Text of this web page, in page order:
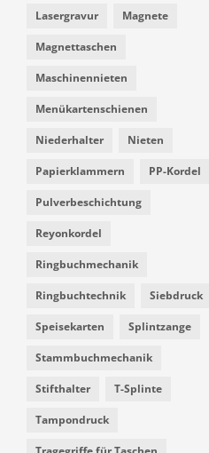
Lasergravur Magnete
Magnettaschen
Maschinennieten
Menükartenschienen
Niederhalter Nieten
Papierklammern PP-Kordel
Pulverbeschichtung
Reyonkordel
Ringbuchmechanik
Ringbuchtechnik Siebdruck
Speisekarten Splintzange
Stammbuchmechanik
Stifthalter T-Splinte
Tampondruck